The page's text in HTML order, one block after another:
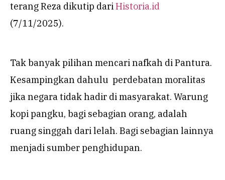
terang Reza dikutip dariHistoria.id
(7/11/2025).
Tak banyak pilihan mencari nafkah di Pantura.
Kesampingkan dahulu perdebatan moralitas
jika negara tidak hadir di masyarakat. Warung
kopi pangku, bagi sebagian orang, adalah
ruang singgah dari lelah. Bagi sebagian lainnya
menjadi sumber penghidupan.